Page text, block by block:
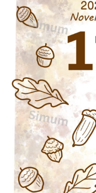
の
カ
レ
ン
ダ
ー
素
材